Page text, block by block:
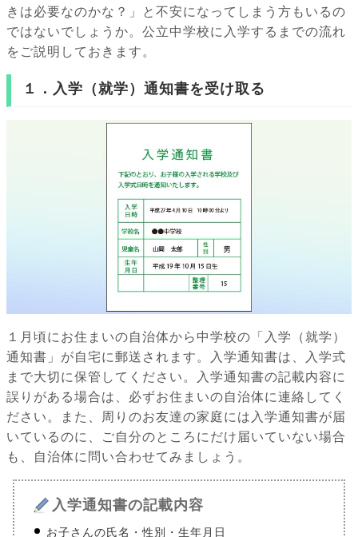
きは必要なのかな？」と不安になってしまう方もいるの
ではないでしょうか。公立中学校に入学するまでの流れ
をご説明しておきます。
１．入学（就学）通知書を受け取る
１月頃にお住まいの自治体から中学校の「入学（就学）
通知書」が自宅に郵送されます。入学通知書は、入学式
まで大切に保管してください。入学通知書の記載内容に
誤りがある場合は、必ずお住まいの自治体に連絡してく
ださい。また、周りのお友達の家庭には入学通知書が届
いているのに、ご自分のところにだけ届いていない場合
も、自治体に問い合わせてみましょう。
入学通知書の記載内容
お子さんの氏名・性別・生年月日